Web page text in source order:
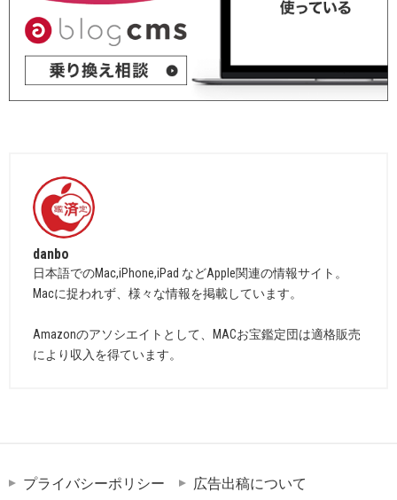
danbo
日本語でのMac,iPhone,iPad などApple関連の情報サイト。
Macに捉われず、様々な情報を掲載しています。
Amazonのアソシエイトとして、MACお宝鑑定団は適格販売
により収入を得ています。
プライバシーポリシー
広告出稿について